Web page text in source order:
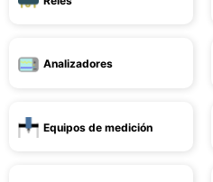
Analizadores
Equipos de medición